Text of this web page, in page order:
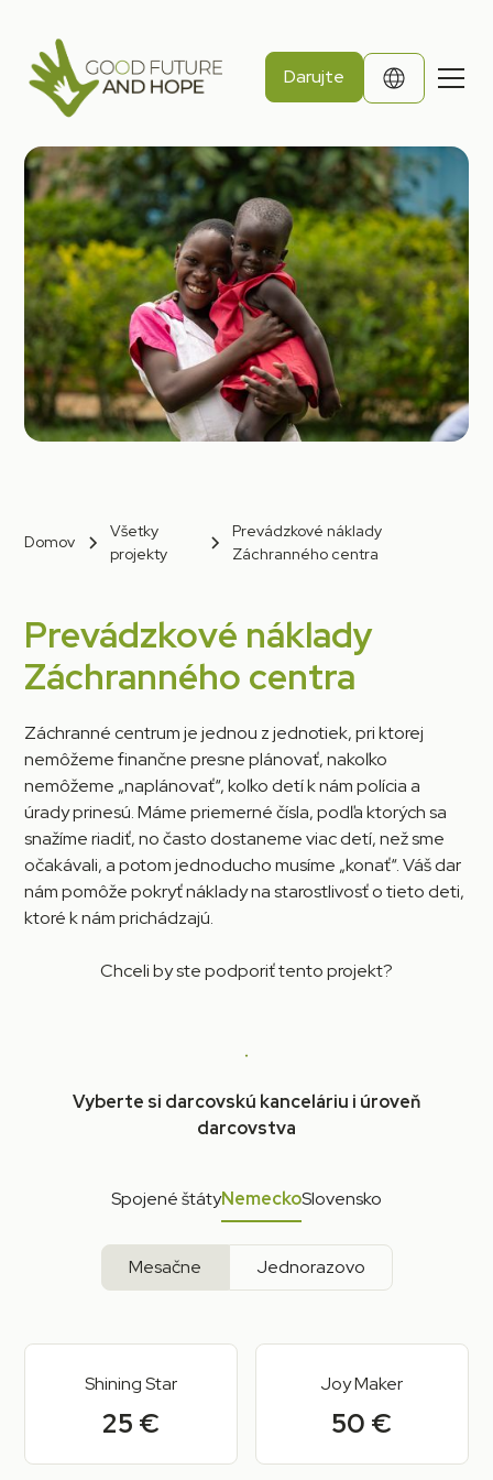
Darujte
Domov
Všetky
projekty
Prevádzkové náklady
Záchranného centra
Prevádzkové náklady
Záchranného centra
Záchranné centrum je jednou z jednotiek, pri ktorej
nemôžeme finančne presne plánovať, nakoľko
nemôžeme „naplánovať“, koľko detí k nám polícia a
úrady prinesú. Máme priemerné čísla, podľa ktorých sa
snažíme riadiť, no často dostaneme viac detí, než sme
očakávali, a potom jednoducho musíme „konať“. Váš dar
nám pomôže pokryť náklady na starostlivosť o tieto deti,
ktoré k nám prichádzajú.
Chceli by ste podporiť tento projekt?
Vyberte si darcovskú kanceláriu i úroveň
darcovstva
Spojené štátyNemeckoSlovensko
Mesačne Jednorazovo
Shining Star
25 €
Joy Maker
50 €